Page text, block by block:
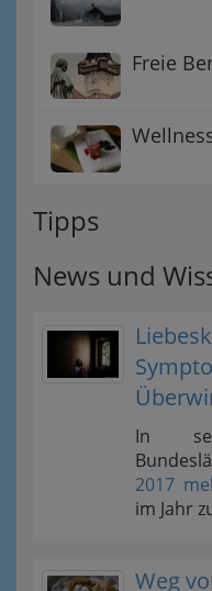
Freie
Tipps
News und
In
2017
im Jahr
Weg